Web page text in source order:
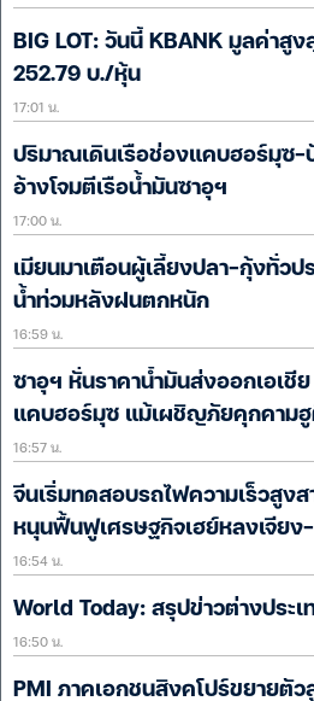
BIG LOT: วันนี้ KBANK มูลค่าสู
252.79 บ./หุ้น
17:01 น.
ปริมาณเดินเรือช่องแคบฮอร์มุซ-
อ้างโจมตีเรือน้ำมันซาอุฯ
17:00 น.
เมียนมาเตือนผู้เลี้ยงปลา-กุ้งทั่วป
น้ำท่วมหลังฝนตกหนัก
16:59 น.
ซาอุฯ หั่นราคาน้ำมันส่งออกเอเชีย
แคบฮอร์มุซ แม้เผชิญภัยคุกคามฮู
16:57 น.
จีนเริ่มทดสอบรถไฟความเร็วสูง
หนุนฟื้นฟูเศรษฐกิจเฮย์หลงเจียง
16:54 น.
World Today: สรุปข่าวต่างประเ
16:50 น.
PMI ภาคเอกชนสิงคโปร์ขยายตั